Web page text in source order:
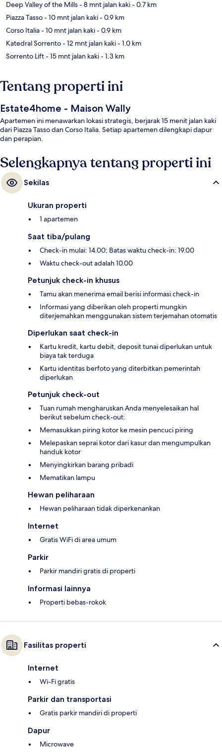
Deep Valley of the Mills- 8 mnt jalan kaki- 0.7 km
Piazza Tasso- 10 mnt jalan kaki- 0.9 km
Corso Italia- 10 mnt jalan kaki- 0.9 km
Katedral Sorrento- 12 mnt jalan kaki- 1.0 km
Sorrento Lift- 15 mnt jalan kaki- 1.3 km
Tentang properti ini
Estate4home - Maison Wally
Apartemen ini menawarkan lokasi strategis, berjarak 15 menit jalan kaki
dari Piazza Tasso dan Corso Italia. Setiap apartemen dilengkapi dapur
dan perapian.
Selengkapnya tentang properti ini
Sekilas
Ukuran properti
1 apartemen
Saat tiba/pulang
Check-in mulai: 14.00; Batas waktu check-in: 19.00
Waktu check-out adalah 10.00
Petunjuk check-in khusus
Tamu akan menerima email berisi informasi check-in
Informasi yang diberikan oleh properti mungkin
diterjemahkan menggunakan sistem terjemahan otomatis
Diperlukan saat check-in
Kartu kredit, kartu debit, deposit tunai diperlukan untuk
biaya tak terduga
Kartu identitas berfoto yang diterbitkan pemerintah
diperlukan
Petunjuk check-out
Tuan rumah mengharuskan Anda menyelesaikan hal
berikut sebelum check-out:
Memasukkan piring kotor ke mesin pencuci piring
Melepaskan seprai kotor dari kasur dan mengumpulkan
handuk kotor
Menyingkirkan barang pribadi
Mematikan lampu
Hewan peliharaan
Hewan peliharaan tidak diperkenankan
Internet
Gratis WiFi di area umum
Parkir
Parkir mandiri gratis di properti
Informasi lainnya
Properti bebas-rokok
Fasilitas properti
Internet
Wi-Fi gratis
Parkir dan transportasi
Gratis parkir mandiri di properti
Dapur
Microwave